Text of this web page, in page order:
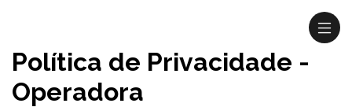
Política de Privacidade -
Operadora